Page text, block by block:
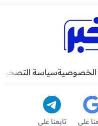
سياسة التصحيح
على
تابعنا على